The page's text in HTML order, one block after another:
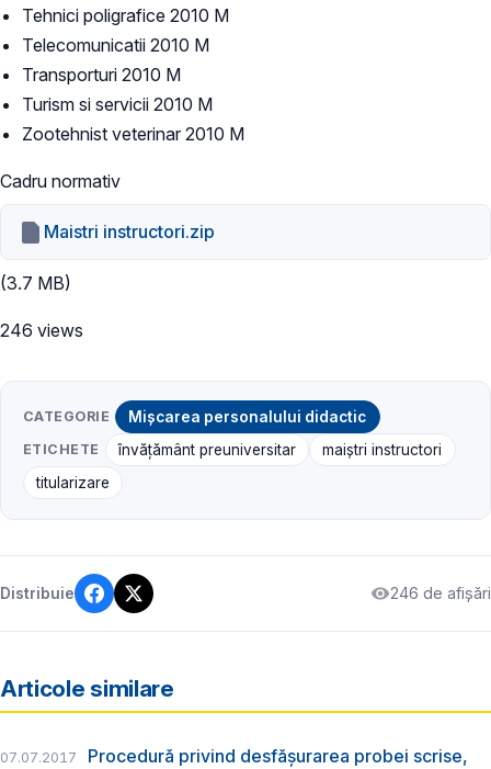
Tehnici poligrafice 2010 M
Telecomunicatii 2010 M
Transporturi 2010 M
Turism si servicii 2010 M
Zootehnist veterinar 2010 M
Cadru normativ
Maistri instructori.zip
(3.7 MB)
246 views
CATEGORIE Mișcarea personalului didactic
ETICHETE învățământ preuniversitar
maiștri instructori
titularizare
Distribuie 246 de afișări
Articole similare
07.07.2017
Procedură privind desfășurarea probei scrise,